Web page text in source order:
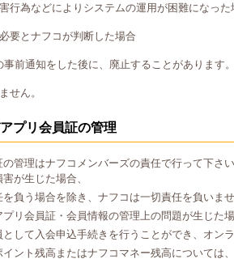
行為などによりシステムの運用が困難になった
要とナフコが判断した場合
前通知をした後に、廃止することがあります。
せん。
プリ会員証の管理
管理はナフコメンバーズの責任で行って下
が生じた場合、
負う場合を除き、ナフコは一切責任を負いませ
リ会員証・会員情報の管理上の問題が生じた
して入会申込手続きを行うことができ、オン
ント残高またはナフコマネー残高については